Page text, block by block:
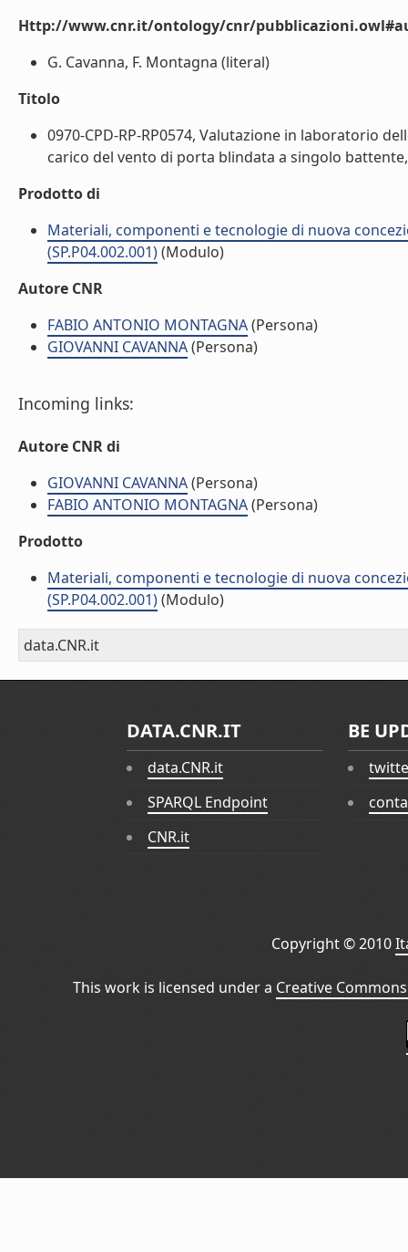
Http://www.cnr.it/ontology/cnr/
G. Cavanna, F. Montagna (literal)
Titolo
0970-CPD-RP-RP0574, Valutazione in laboratorio
carico del vento di porta blindata a singolo
Prodotto di
Materiali, componenti e tecnologie di nuova
(SP.P04.002.001)(Modulo)
Autore CNR
FABIO ANTONIO MONTAGNA(Persona)
GIOVANNI CAVANNA(Persona)
Incoming links:
Autore CNR di
GIOVANNI CAVANNA(Persona)
FABIO ANTONIO MONTAGNA(Persona)
Prodotto
Materiali, componenti e tecnologie di nuova
(SP.P04.002.001)(Modulo)
data.CNR.it
DATA.CNR.IT
data.CNR.it
SPARQL Endpoint
CNR.it
BE
Copyright © 2010
This work is licensed under a Creative